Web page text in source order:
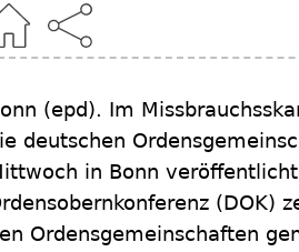
(epd). Im
deutschen
in Bonn
(DOK)
Ordensgemeinschaften